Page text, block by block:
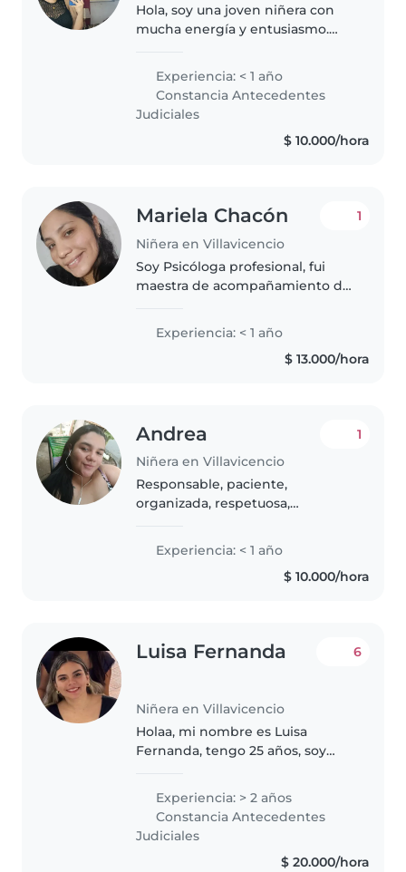
Hola, soy una joven niñera con
mucha energía y entusiasmo.
específica en el cuidado de
niños, me encanta pasar tiempo
con ellos y me considero una
persona..
Experiencia: < 1 año
Constancia Antecedentes
Judiciales
$ 10.000/hora
Mariela Chacón
Niñera en Villavicencio
1
Soy Psicóloga profesional, fui
maestra de acompañamiento de
aprendiendo y trabajando con
los niños. Mi nivel de inglés..
Experiencia: < 1 año
$ 13.000/hora
Andrea
Niñera en Villavicencio
1
Responsable, paciente,
organizada, respetuosa,
los niños pequeños y grandes,
soy una niña más cuidando con
responsabilidad a un niñ@
Experiencia: < 1 año
$ 10.000/hora
Luisa Fernanda
Niñera en Villavicencio
6
Holaa, mi nombre es Luisa
Fernanda, tengo 25 años, soy
Noveno semestre, y tengo
experiencia en el cuidado
infantil. Me caracterizo por ser
una persona..
Experiencia: > 2 años
Constancia Antecedentes
Judiciales
$ 20.000/hora